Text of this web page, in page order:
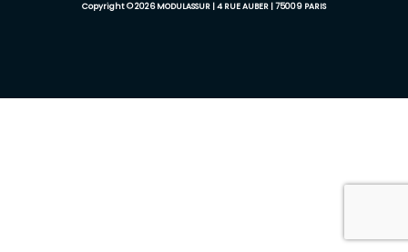
Copyright © 2026 MODULASSUR | 4 RUE AUBER | 75009 PARIS